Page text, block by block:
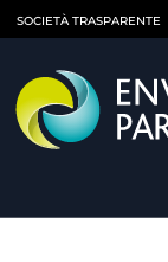
SOCIETÀ TRASPARENTE